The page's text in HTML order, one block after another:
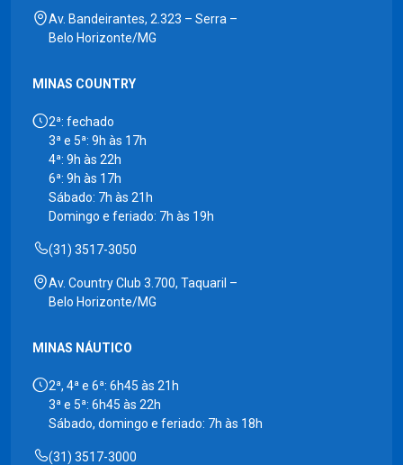
Av. Bandeirantes, 2.323 – Serra –
Belo Horizonte/MG
MINAS COUNTRY
2ª: fechado
3ª e 5ª: 9h às 17h
4ª: 9h às 22h
6ª: 9h às 17h
Sábado: 7h às 21h
Domingo e feriado: 7h às 19h
(31) 3517-3050
Av. Country Club 3.700, Taquaril –
Belo Horizonte/MG
MINAS NÁUTICO
2ª, 4ª e 6ª: 6h45 às 21h
3ª e 5ª: 6h45 às 22h
Sábado, domingo e feriado: 7h às 18h
(31) 3517-3000